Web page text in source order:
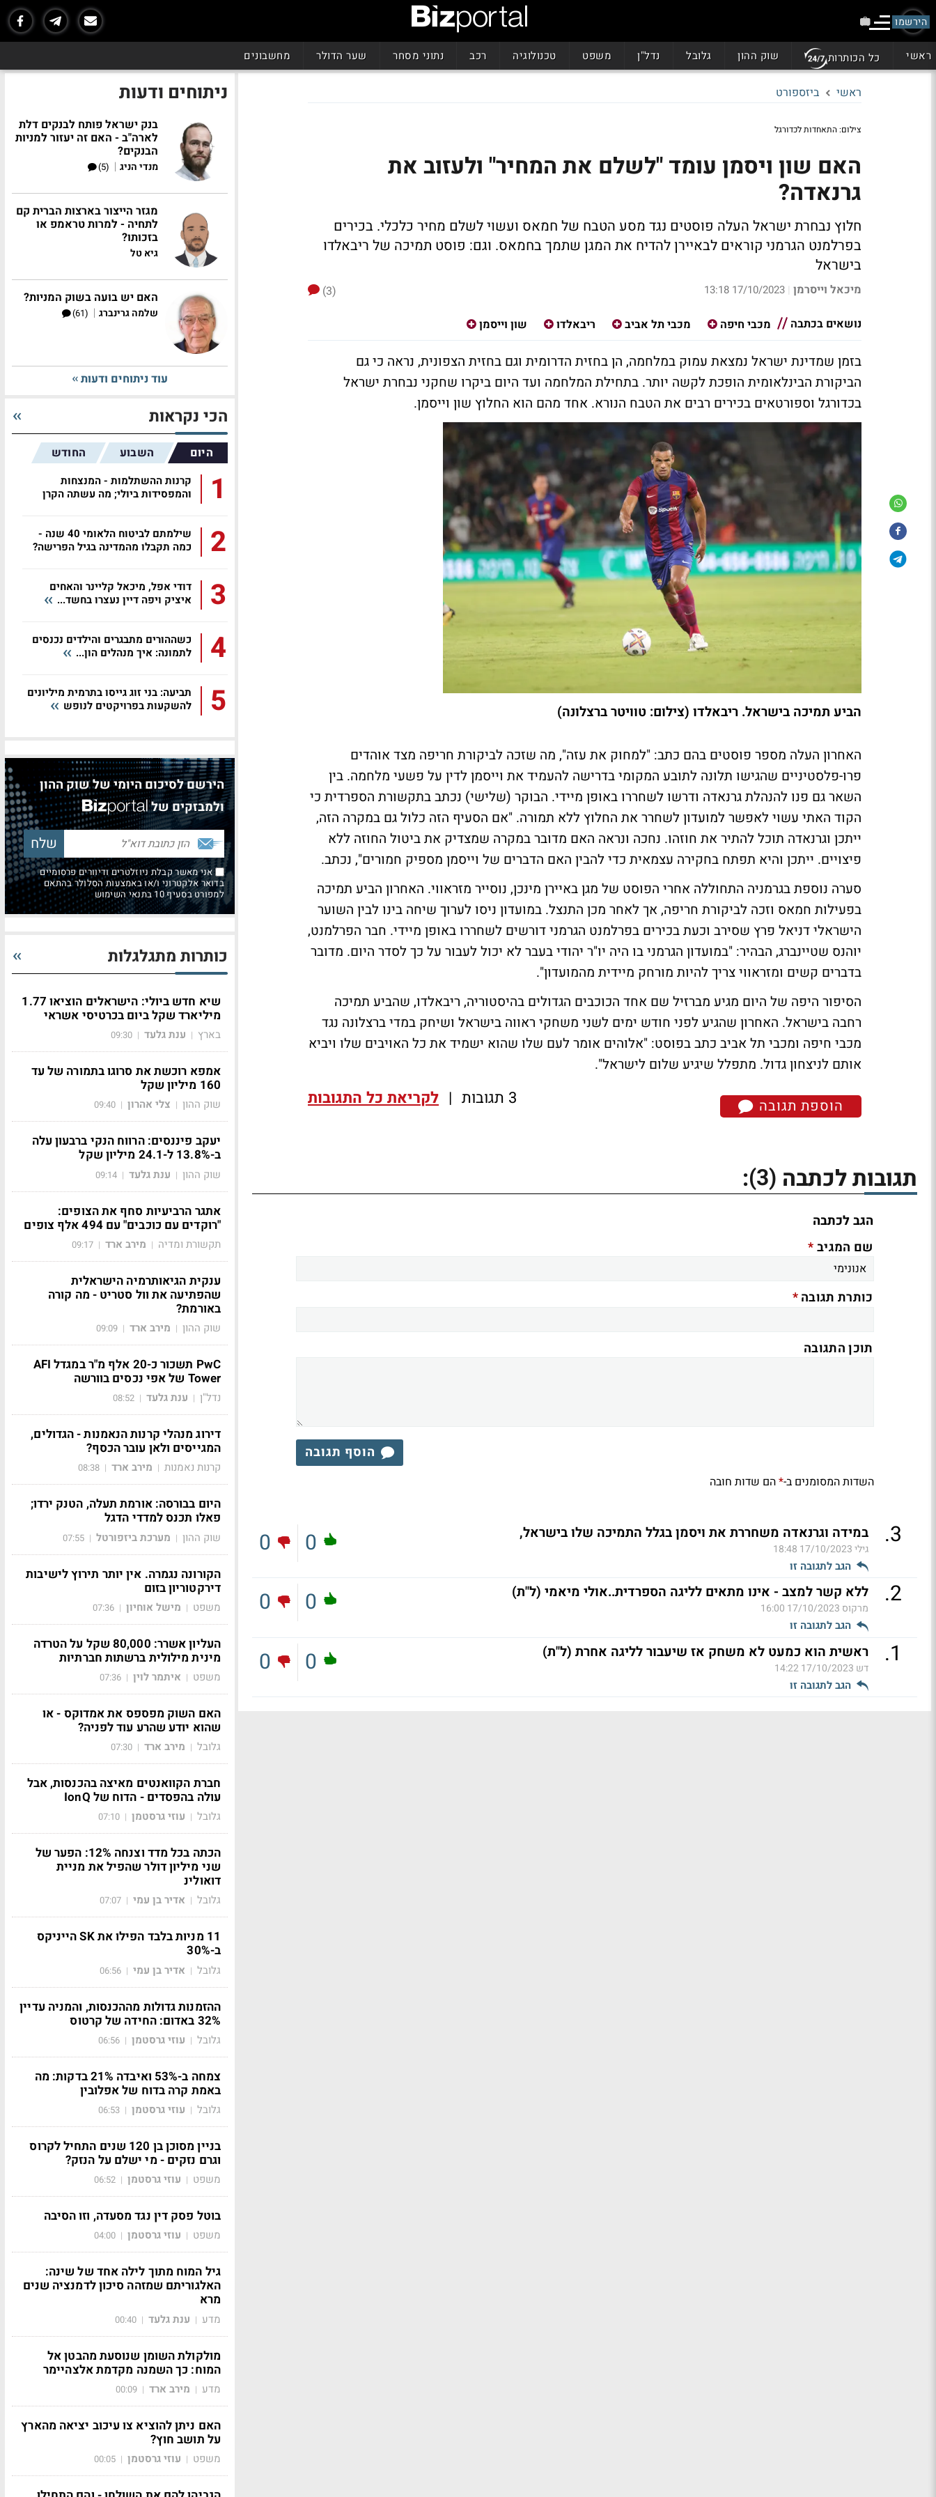
הירשמו
ראשי כל הכותרות שוק ההון גלובל נדל"ן משפט טכנולוגיה רכב נתוני מסחר שער הדולר מחשבונים
ראשי ביזספורט
צילום: התאחדות לכדורגל
האם שון ויסמן עומד "לשלם את המחיר" ולעזוב את
גרנאדה?
חלוץ נבחרת ישראל העלה פוסטים נגד מסע הטבח של חמאס ועשוי לשלם מחיר כלכלי. בכירים
בפרלמנט הגרמני קוראים לבאיירן להדיח את המגן שתמך בחמאס. וגם: פוסט תמיכה של ריבאלדו
בישראל
מיכאל וייסרמן |
17/10/2023 13:18
(3)
נושאים בכתבה
מכבי חיפה מכבי תל אביב ריבאלדו שון וייסמן
בזמן שמדינת ישראל נמצאת עמוק במלחמה, הן בחזית הדרומית וגם בחזית הצפונית, נראה כי גם
הביקורת הבינלאומית הופכת לקשה יותר. בתחילת המלחמה ועד היום ביקרו שחקני נבחרת ישראל
בכדורגל וספורטאים בכירים רבים את הטבח הנורא. אחד מהם הוא החלוץ שון וייסמן.
הביע תמיכה בישראל. ריבאלדו (צילום: טוויטר ברצלונה)
האחרון העלה מספר פוסטים בהם כתב: "למחוק את עזה", מה שזכה לביקורת חריפה מצד אוהדים
פרו-פלסטיניים שהגישו תלונה לתובע המקומי בדרישה להעמיד את וייסמן לדין על פשעי מלחמה. בין
השאר גם פנו להנהלת גרנאדה ודרשו לשחררו באופן מיידי. הבוקר (שלישי) נכתב בתקשורת הספרדית כי
הקוד האתי עשוי לאפשר למועדון לשחרר את החלוץ ללא תמורה. "אם הסעיף הזה כלול גם במקרה הזה,
ייתכן וגרנאדה תוכל להתיר את חוזהו. נחכה ונראה האם מדובר במקרה שמצדיק את ביטול החוזה ללא
פיצויים. ייתכן והיא תפתח בחקירה עצמאית כדי להבין האם הדברים של וייסמן מספיק חמורים", נכתב.
סערה נוספת בגרמניה התחוללה אחרי הפוסט של מגן באיירן מינכן, נוסייר מזראווי. האחרון הביע תמיכה
בפעילות חמאס וזכה לביקורת חריפה, אך לאחר מכן התנצל. במועדון ניסו לערוך שיחה בינו לבין השוער
הישראלי דניאל פרץ שסירב וכעת בכירים בפרלמנט הגרמני דורשים לשחררו באופן מיידי. חבר הפרלמנט,
יוהנס שטיינברג, הבהיר: "במועדון הגרמני בו היה יו"ר יהודי בעבר לא יכול לעבור על כך לסדר היום. מדובר
בדברים קשים ומזראווי צריך להיות מורחק מיידית מהמועדון".
הסיפור היפה של היום מגיע מברזיל שם אחד הכוכבים הגדולים בהיסטוריה, ריבאלדו, שהביע תמיכה
רחבה בישראל. האחרון שהגיע לפני חודש ימים לשני משחקי ראווה בישראל ושיחק במדי ברצלונה נגד
מכבי חיפה ומכבי תל אביב כתב בפוסט: "אלוהים אומר לעם שלו שהוא ישמיד את כל האויבים שלו ויביא
אותם לניצחון גדול. מתפלל שיגיע שלום לישראל".
הוספת תגובה 3 תגובות | לקריאת כל התגובות
תגובות לכתבה (3)
:
הגב לכתבה
שם המגיב*
כותרת תגובה*
תוכן התגובה
הוסף תגובה
השדות המסומנים ב-*הם שדות חובה
3
. במידה וגרנאדה משחררת את ויסמן בגלל התמיכה שלו בישראל,
גילי17/10/2023 18:48
הגב לתגובה זו
0
0
2
. ללא קשר למצב - אינו מתאים לליגה הספרדית..אולי מיאמי (ל"ת)
מרקוס 17/10/2023 16:00
הגב לתגובה זו
0
0
1
. ראשית הוא כמעט לא משחק אז שיעבור לליגה אחרת (ל"ת)
דש 17/10/2023 14:22
הגב לתגובה זו
0
0
ניתוחים ודעות
בנק ישראל פותח לבנקים דלת
לארה"ב - האם זה יעזור למניות
הבנקים?
מנדי הניג |
(5)
מגזר הייצור בארצות הברית קם
לתחיה - למרות טראמפ או
בזכותו?
גיא טל
האם יש בועה בשוק המניות?
שלמה גרינברג |
(61)
עוד ניתוחים ודעות
הכי נקראות
היום השבוע החודש
1
קרנות ההשתלמות - המנצחות
והמפסידות ביולי; מה עשתה הקרן
2
שילמתם לביטוח הלאומי 40 שנה -
כמה תקבלו מהמדינה בגיל הפרישה?
3
דודי אפל, מיכאל קליינר והאחים
איציק ויפה דיין נעצרו בחשד...
4
כשההורים מתבגרים והילדים נכנסים
לתמונה: איך מנהלים הון...
5
תביעה: בני זוג גייסו בתרמית מיליונים
להשקעות בפרויקטים לנופש
הירשם לסיכום היומי של שוק ההון
ולמבזקים של
אני מאשר קבלת ניוזלטרים ודיוורים פרסומיים
בדואר אלקטרוני ו/או באמצעות הסלולר בהתאם
למפורט בסעיף 10 בתנאי השימוש
כותרות מתגלגלות
שיא חדש ביולי: הישראלים הוציאו 1.77
מיליארד שקל ביום בכרטיסי אשראי
בארץ | ענת גלעד |
09:30
אמפא רוכשת את סרוגו בתמורה של עד
160 מיליון שקל
שוק ההון | צלי אהרון |
09:40
יעקב פיננסים: הרווח הנקי ברבעון עלה
ב-13.8% ל-24.1 מיליון שקל
שוק ההון | ענת גלעד |
09:14
אתגר הרביעיות סחף את הצופים:
"רוקדים עם כוכבים" עם 494 אלף צופים
תקשורת ומדיה | מירב ארד |
09:17
ענקית הגיאותרמיה הישראלית
שהפתיעה את וול סטריט - מה קורה
באורמת?
שוק ההון | מירב ארד |
09:09
PwC תשכור כ-20 אלף מ"ר במגדל AFI
Tower של אפי נכסים בוורשה
נדל"ן | ענת גלעד |
08:52
דירוג מנהלי קרנות הנאמנות - הגדולים,
המגייסים ולאן עובר הכסף?
קרנות נאמנות | מירב ארד |
08:38
היום בבורסה: אורמת תעלה, הטנק ירדו;
פאלו תכנס למדדי הדגל
שוק ההון | מערכת ביזפורטל |
07:55
הקורונה נגמרה. אין יותר תירוץ לישיבות
דירקטוריון בזום
משפט | מישל אוחיון |
07:36
העליון אשרר: 80,000 שקל על הטרדה
מינית מילולית ברשתות חברתיות
משפט | איתמר לוין |
07:36
האם השוק מפספס את אמדוקס - או
שהוא יודע שהרע עוד לפניה?
גלובל | מירב ארד |
07:30
חברת הקוואנטים מאיצה בהכנסות, אבל
עולה בהפסדים - הדוח של IonQ
גלובל | עוזי גרסטמן |
07:10
הכתה בכל מדד וצנחה 12%: הפער של
שני מיליון דולר שהפיל את מניית
דואולינ
גלובל | אדיר בן עמי |
07:07
11 מניות בלבד הפילו את SK הייניקס
ב-30%
גלובל | אדיר בן עמי |
06:56
ההזמנות גדולות מההכנסות, והמניה עדיין
32% באדום: החידה של קרטוס
גלובל | עוזי גרסטמן |
06:56
צמחה ב-53% ואיבדה 21% בדקות: מה
באמת קרה בדוח של אפלובין
גלובל | עוזי גרסטמן |
06:53
בניין מסוכן בן 120 שנים התחיל לקרוס
וגרם נזקים - מי ישלם על הנזק?
משפט | עוזי גרסטמן |
06:52
בוטל פסק דין נגד מסעדה, וזו הסיבה
משפט | עוזי גרסטמן |
04:00
גיל המוח מתוך לילה אחד של שינה:
האלגוריתם שמזהה סיכון לדמנציה שנים
מרא
מדע | ענת גלעד |
00:40
מולקולת השומן שנוסעת מהבטן אל
המוח: כך השמנה מקדמת אלצהיימר
מדע | מירב ארד |
00:09
האם ניתן להוציא צו עיכוב יציאה מהארץ
על תושב חוץ?
משפט | עוזי גרסטמן |
00:05